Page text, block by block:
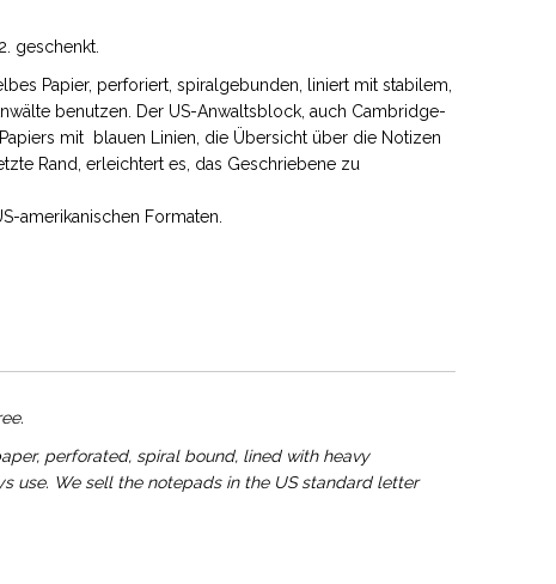
geschenkt.
Papier, perforiert, spiralgebunden, liniert mit stabilem,
benutzen. Der US-Anwaltsblock, auch Cambridge-
mit blauen Linien, die Übersicht über die Notizen
Rand, erleichtert es, das Geschriebene zu
amerikanischen Formaten.
perforated, spiral bound, lined with heavy
use. We sell the notepads in the US standard letter